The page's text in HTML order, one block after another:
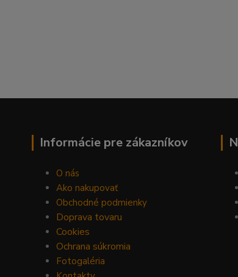
Informácie pre zákazníkov
O nás
Ako nakupovať
Obchodné podmienky
Doprava tovaru
Cookies
Ochrana súkromia
Fotogaléria